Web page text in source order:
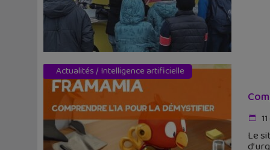
Actualités/ Intelligence artificielle
Le